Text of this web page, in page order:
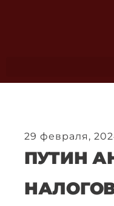
29 февраля,
ПУТИН